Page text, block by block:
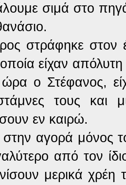
σιμά στο
στράφηκε στον
είχαν
ο Στέφανος,
τους και
εν καιρώ.
στην αγορά μόνος
από τον
μερικά